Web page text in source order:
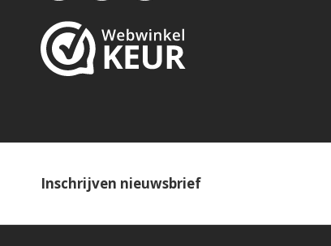
Inschrijven nieuwsbrief